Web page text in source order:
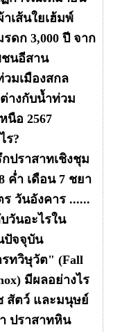
เส้นใยเฮ้มพ์
รดก 3,000 ปี จาก
นอีสาน
วมเมืองสกล
ต่างกับน้ำท่วม
นือ 2567
ร?
ปราสาทเชิงชุม
ค่ำ เดือน 7 ชยา
วันอังคาร ......
วันอะไรใน
ปัจจุบัน
ทวิษุวัต" (Fall
มีผลอย่างไร
สัตว์ และมนุษย์
า ปราสาทหิน